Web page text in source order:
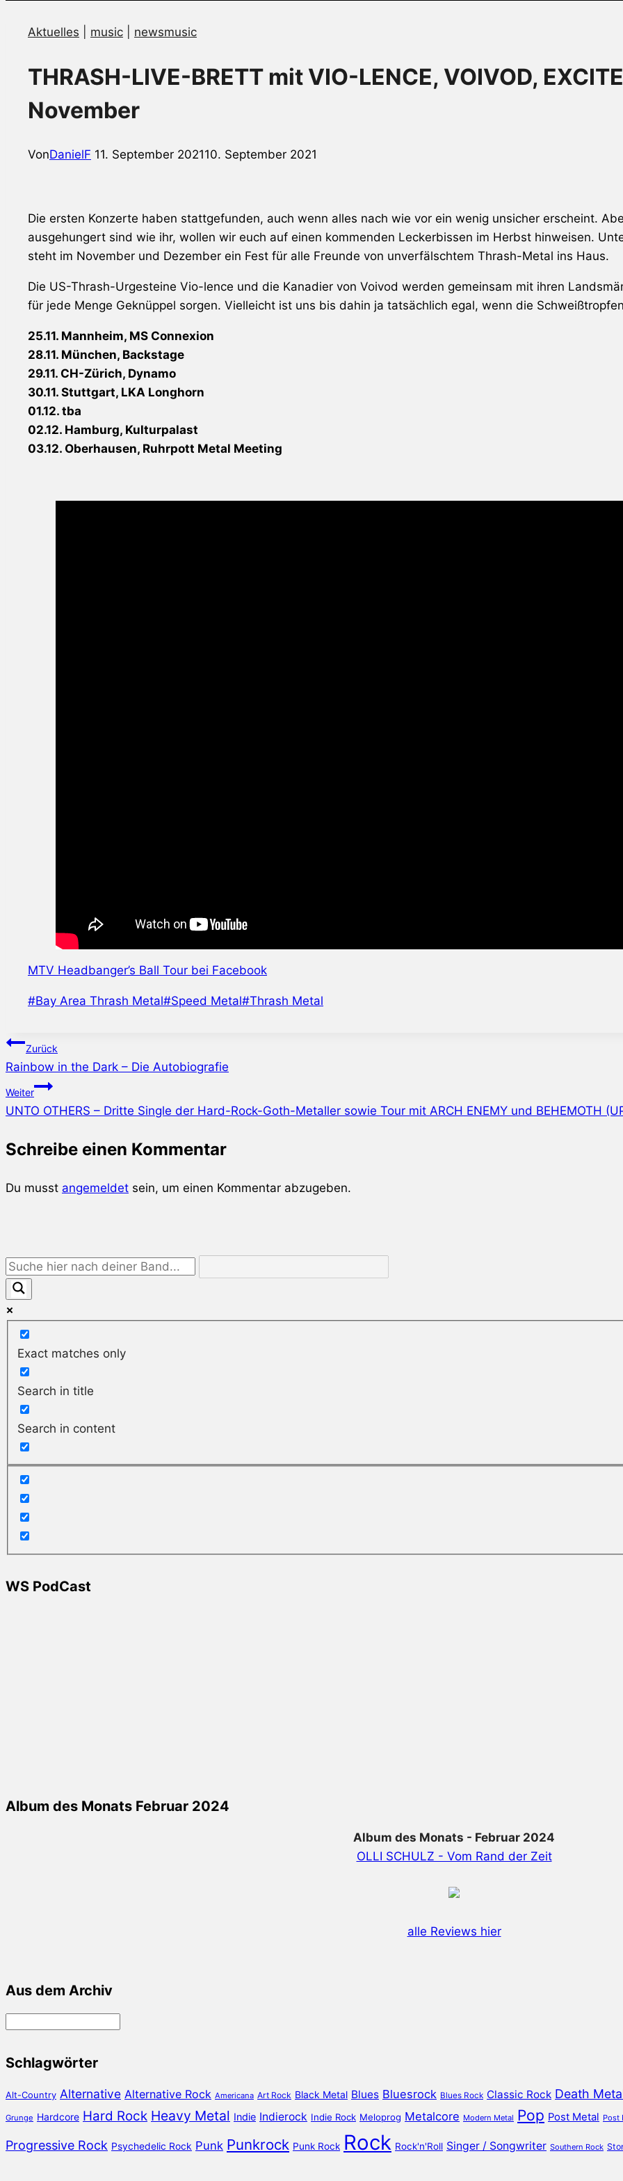
Aktuelles music newsmusic
THRASH-LIVE-BRETT mit VIO-LENCE, VOIVOD,
November
VonDanielF 11. September 202110. September 2021
Die ersten Konzerte haben stattgefunden, auch wenn alles nach wie vor ein wenig unsicher erscheint.
ausgehungert sind wie ihr, wollen wir euch auf einen kommenden Leckerbissen im Herbst hinweisen.
steht im November und Dezember ein Fest für alle Freunde von unverfälschtem Thrash-Metal ins Haus.
Die US-Thrash-Urgesteine Vio-lence und die Kanadier von Voivod werden gemeinsam mit ihren
für jede Menge Geknüppel sorgen. Vielleicht ist uns bis dahin ja tatsächlich egal, wenn die
25.11. Mannheim, MS Connexion
28.11. München, Backstage
29.11. CH-Zürich, Dynamo
30.11. Stuttgart, LKA Longhorn
01.12. tba
02.12. Hamburg, Kulturpalast
03.12. Oberhausen, Ruhrpott Metal Meeting
MTV Headbanger’s Ball Tour bei Facebook
Schlagworte:
#Bay Area Thrash Metal#Speed Metal#Thrash Metal
Beitragsnavigation
Zurück
Rainbow in the Dark – Die Autobiografie
Weiter
UNTO OTHERS – Dritte Single der Hard-Rock-Goth-Metaller sowie Tour mit ARCH ENEMY und BEHEMOTH
Schreibe einen Kommentar
Du musst angemeldet sein, um einen Kommentar abzugeben.
Exact matches only
Search in title
Search in content
WS PodCast
Album des Monats Februar 2024
Album des Monats - Februar 2024
OLLI SCHULZ - Vom Rand der Zeit
alle Reviews hier
Aus dem Archiv
Archiv
Schlagwörter
Alt-Country Alternative Alternative Rock Americana Art Rock Black Metal Blues Bluesrock Blues Rock Classic Rock Death
Grunge Hardcore Hard Rock Heavy Metal Indie Indierock Indie Rock Meloprog Metalcore Modern Metal Pop Post Metal Post
Progressive Rock Psychedelic Rock Punk Punkrock Punk Rock Rock Rock'n'Roll Singer / Songwriter Southern Rock